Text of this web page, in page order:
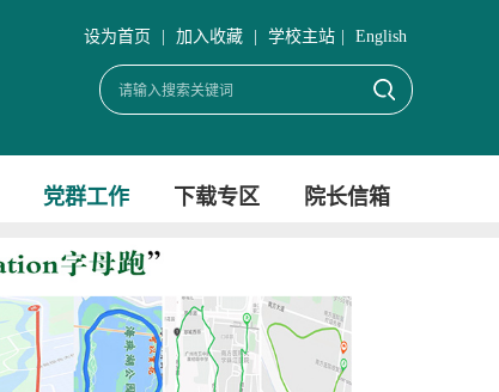
设为首页 加入收藏 学校主站 English
党群工作 下载专区 院长信箱